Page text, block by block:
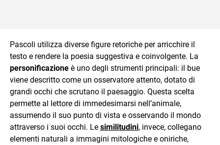
Pascoli utilizza diverse figure retoriche per arricchire il
testo e rendere la poesia suggestiva e coinvolgente. La
personificazione è uno degli strumenti principali: il bue
viene descritto come un osservatore attento, dotato di
grandi occhi che scrutano il paesaggio. Questa scelta
permette al lettore di immedesimarsi nell’animale,
assumendo il suo punto di vista e osservando il mondo
attraverso i suoi occhi. Le similitudini, invece, collegano
elementi naturali a immagini mitologiche e oniriche,